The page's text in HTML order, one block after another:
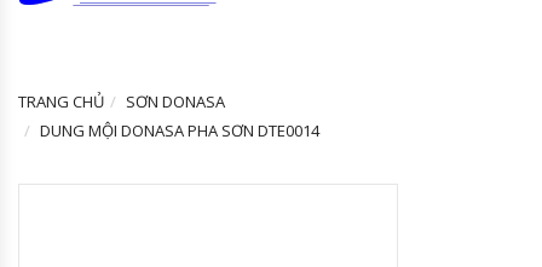
TRANG CHỦ
SƠN DONASA
DUNG MỘI DONASA PHA SƠN DTE0014